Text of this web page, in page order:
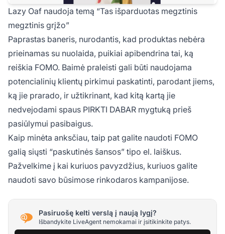
Lazy Oaf naudoja temą “Tas išparduotas megztinis
megztinis grįžo”
Paprastas baneris, nurodantis, kad produktas nebėra
prieinamas su nuolaida, puikiai apibendrina tai, ką
reiškia FOMO. Baimė praleisti gali būti naudojama
potencialinių klientų pirkimui paskatinti, parodant jiems,
ką jie prarado, ir užtikrinant, kad kitą kartą jie
nedvejodami spaus PIRKTI DABAR mygtuką prieš
pasiūlymui pasibaigus.
Kaip minėta anksčiau, taip pat galite naudoti FOMO
galią siųsti “paskutinės šansos” tipo el. laiškus.
Pažvelkime į kai kuriuos pavyzdžius, kuriuos galite
naudoti savo būsimose rinkodaros kampanijose.
Pasiruošę kelti verslą į naują lygį?
Išbandykite LiveAgent nemokamai ir įsitikinkite patys.